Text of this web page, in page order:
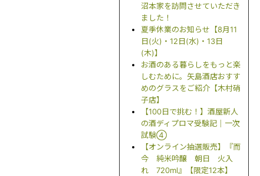
沼本家を訪問させていただき
ました！
夏季休業のお知らせ【8月11
日(火)・12日(水)・13日
(木)】
お酒のある暮らしをもっと楽
しむために。矢島酒店おすす
めのグラスをご紹介【木村硝
子店】
【100日で挑む！】酒屋新人
の酒ディプロマ受験記｜一次
試験④
【オンライン抽選販売】『而
今 純米吟醸 朝日 火入
れ 720ml』【限定12本】